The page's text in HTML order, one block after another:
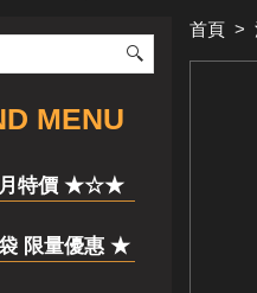
MENU
特價 ★☆★
限量優惠 ★
首頁 >